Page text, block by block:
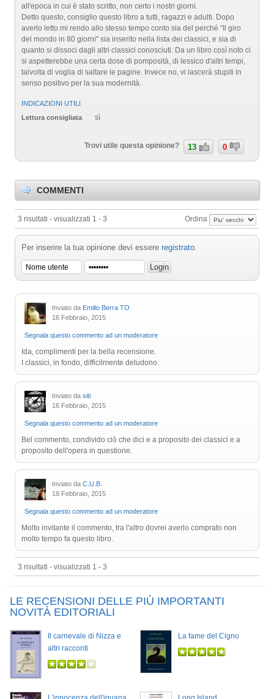
all'epoca in cui è stato scritto, non certo i nostri giorni.
Detto questo, consiglio questo libro a tutti, ragazzi e adulti. Dopo
averlo letto mi rendo allo stesso tempo conto sia del perché "Il giro
del mondo in 80 giorni" sia inserito nella lista dei classici, e sia di
quanto si dissoci dagli altri classici conosciuti. Da un libro così noto ci
si aspetterebbe una certa dose di pomposità, di lessico d'altri tempi,
talvolta di voglia di saltare le pagine. Invece no, vi lascerà stupiti in
senso positivo per la sua modernità.
INDICAZIONI UTILI
Lettura consigliata
sì
Trovi utile questa opinione? 13 0
COMMENTI
3 risultati - visualizzati 1 - 3 Ordina
Per inserire la tua opinione devi essere registrato.
Inviato da Emilio Berra TO
16 Febbraio, 2015
Segnala questo commento ad un moderatore
Ida, complimenti per la bella recensione.
I classici, in fondo, difficilmente deludono.
Inviato da siti
16 Febbraio, 2015
Segnala questo commento ad un moderatore
Bel commento, condivido ciò che dici e a proposito dei classici e a
proposito dell'opera in questione.
Inviato da C.U.B.
18 Febbraio, 2015
Segnala questo commento ad un moderatore
Molto invitante il commento, tra l'altro dovrei averlo comprato non
molto tempo fa questo libro.
3 risultati - visualizzati 1 - 3
LE RECENSIONI DELLE PIÙ IMPORTANTI
NOVITÀ EDITORIALI
Il carnevale di Nizza e
altri racconti
La fame del Cigno